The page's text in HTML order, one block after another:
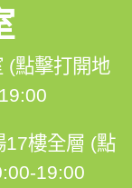
(點擊打開地
17樓全層 (點
19:00